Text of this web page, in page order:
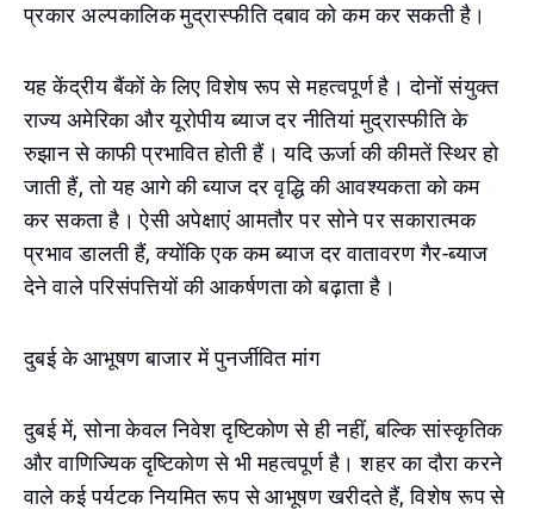
प्रकार अल्पकालिक मुद्रास्फीति दबाव को कम कर सकती है।
यह केंद्रीय बैंकों के लिए विशेष रूप से महत्वपूर्ण है। दोनों संयुक्त
राज्य अमेरिका और यूरोपीय ब्याज दर नीतियां मुद्रास्फीति के
रुझान से काफी प्रभावित होती हैं। यदि ऊर्जा की कीमतें स्थिर हो
जाती हैं, तो यह आगे की ब्याज दर वृद्धि की आवश्यकता को कम
कर सकता है। ऐसी अपेक्षाएं आमतौर पर सोने पर सकारात्मक
प्रभाव डालती हैं, क्योंकि एक कम ब्याज दर वातावरण गैर-ब्याज
देने वाले परिसंपत्तियों की आकर्षणता को बढ़ाता है।
दुबई के आभूषण बाजार में पुनर्जीवित मांग
दुबई में, सोना केवल निवेश दृष्टिकोण से ही नहीं, बल्कि सांस्कृतिक
और वाणिज्यिक दृष्टिकोण से भी महत्वपूर्ण है। शहर का दौरा करने
वाले कई पर्यटक नियमित रूप से आभूषण खरीदते हैं, विशेष रूप से